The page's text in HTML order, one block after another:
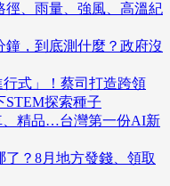
徑、雨量、強風、高溫紀
鐘，到底測什麼？政府沒
行式」！蔡司打造跨領
STEM探索種子
、精品…台灣第一份AI新
了？8月地方發錢、領取